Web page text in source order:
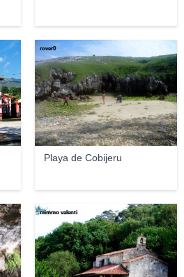
Playa de Cobijeru
rover0
mimmo valenti